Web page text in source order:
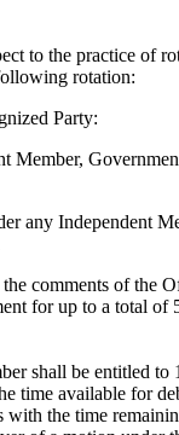
to the practice of
rotation:
Party:
Member,
any Independent
comments of the
for up to a total of
shall be entitled to
time available for
with the time